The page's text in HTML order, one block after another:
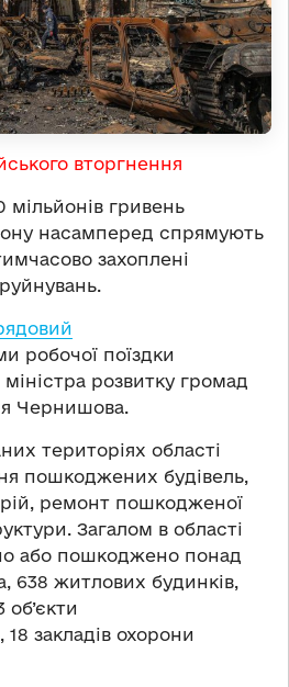
вторгнення
мільйонів гривень
насамперед спрямують
захоплені
робочої поїздки
розвитку громад
Чернишова.
територіях області
пошкоджених будівель,
ремонт пошкодженої
Загалом в області
або пошкоджено понад
638 житлових будинків,
об’єкти
закладів охорони